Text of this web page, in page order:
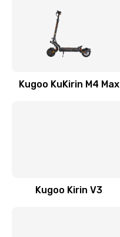
Kugoo KuKirin M4 Max
Kugoo Kirin V3